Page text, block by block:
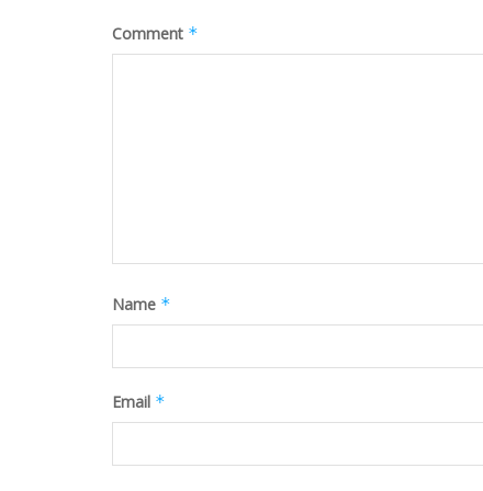
Comment *
Name *
Email *